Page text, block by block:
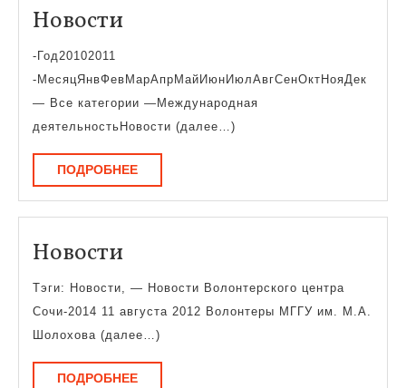
Новости
-Год20102011
-МесяцЯнвФевМарАпрМайИюнИюлАвгСенОктНояДек
— Все категории —Международная
деятельностьНовости (далее…)
ПОДРОБНЕЕПОДРОБНЕЕ
Новости
Тэги: Новости, — Новости Волонтерского центра
Сочи-2014 11 августа 2012 Волонтеры МГГУ им. М.А.
Шолохова (далее…)
ПОДРОБНЕЕПОДРОБНЕЕ